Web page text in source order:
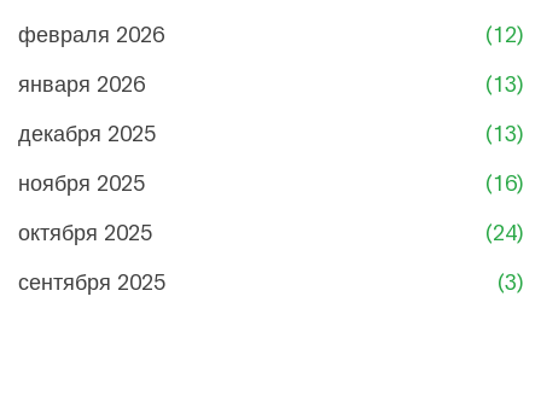
февраля 2026
(12)
января 2026
(13)
декабря 2025
(13)
ноября 2025
(16)
октября 2025
(24)
сентября 2025
(3)